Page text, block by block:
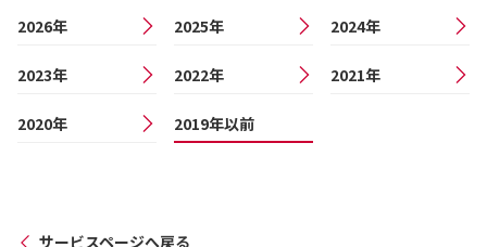
2026年 2025年 2024年
2023年 2022年 2021年
2020年 2019年以前
サービスページへ戻る